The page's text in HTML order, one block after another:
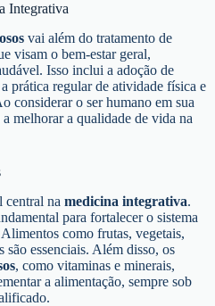
Integrativa
vai além do tratamento de
visam o bem-estar geral,
Isso inclui a adoção de
prática regular de atividade física e
considerar o ser humano em sua
melhorar a qualidade de vida na
central na medicina integrativa.
para fortalecer o sistema
como frutas, vegetais,
são essenciais. Além disso, os
, como vitaminas e minerais,
a alimentação, sempre sob